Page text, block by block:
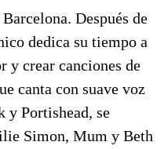
Después de
dedica su tiempo a
y crear canciones de
canta con suave voz
y Portishead, se
Simon, Mum y Beth